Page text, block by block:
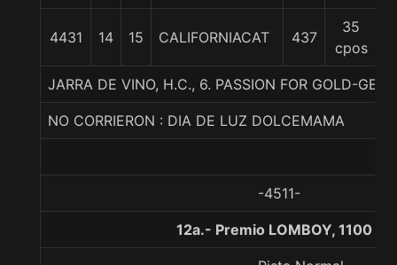
4431 14 15 CALIFORNIACAT 437
35
cpos
JARRA DE VINO, H.C., 6. PASSION FOR GOLD-
NO CORRIERON : DIA DE LUZ DOLCEMAMA
-4511-
12a.- Premio LOMBOY, 1100